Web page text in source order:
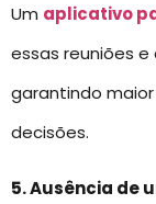
Um aplicativo
essas reuniões
garantindo
decisões.
5. Ausência de